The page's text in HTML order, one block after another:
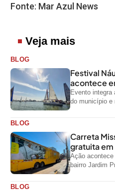
Fonte: Mar Azul News
Veja mais
BLOG
Festival
acontece
Evento integra
do município e
BLOG
Carreta
gratuita
Ação
bairro Jardim
BLOG